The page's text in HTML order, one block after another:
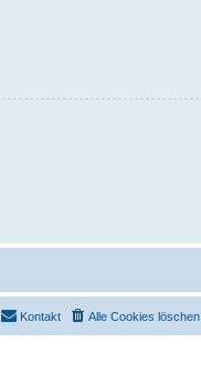
Alle Cookies löschen
Kontakt